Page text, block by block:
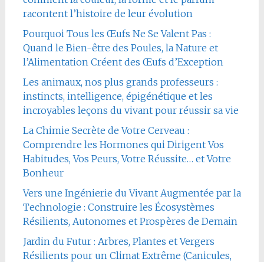
racontent l’histoire de leur évolution
Pourquoi Tous les Œufs Ne Se Valent Pas :
Quand le Bien-être des Poules, la Nature et
l’Alimentation Créent des Œufs d’Exception
Les animaux, nos plus grands professeurs :
instincts, intelligence, épigénétique et les
incroyables leçons du vivant pour réussir sa vie
La Chimie Secrète de Votre Cerveau :
Comprendre les Hormones qui Dirigent Vos
Habitudes, Vos Peurs, Votre Réussite… et Votre
Bonheur
Vers une Ingénierie du Vivant Augmentée par la
Technologie : Construire les Écosystèmes
Résilients, Autonomes et Prospères de Demain
Jardin du Futur : Arbres, Plantes et Vergers
Résilients pour un Climat Extrême (Canicules,